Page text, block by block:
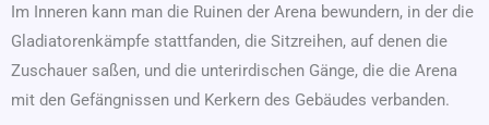
Im Inneren kann man die Ruinen der Arena bewundern, in der die
Gladiatorenkämpfe stattfanden, die Sitzreihen, auf denen die
Zuschauer saßen, und die unterirdischen Gänge, die die Arena
mit den Gefängnissen und Kerkern des Gebäudes verbanden.